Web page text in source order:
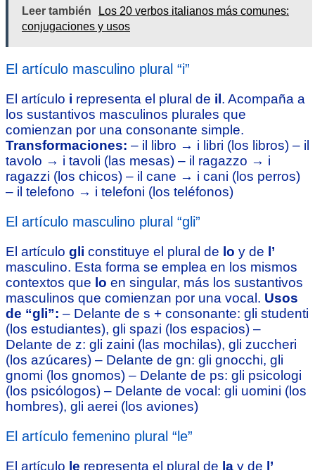
Leer también
Los 20 verbos italianos más comunes:
conjugaciones y usos
El artículo masculino plural “i”
El artículo i representa el plural de il . Acompaña a
los sustantivos masculinos plurales que
comienzan por una consonante simple.
Transformaciones: – il libro → i libri (los libros) – il
tavolo → i tavoli (las mesas) – il ragazzo → i
ragazzi (los chicos) – il cane → i cani (los perros)
– il telefono → i telefoni (los teléfonos)
El artículo masculino plural “gli”
El artículo gli constituye el plural de lo y de l’
masculino. Esta forma se emplea en los mismos
contextos que lo en singular, más los sustantivos
masculinos que comienzan por una vocal. Usos
de “gli”: – Delante de s + consonante: gli studenti
(los estudiantes), gli spazi (los espacios) –
Delante de z: gli zaini (las mochilas), gli zuccheri
(los azúcares) – Delante de gn: gli gnocchi, gli
gnomi (los gnomos) – Delante de ps: gli psicologi
(los psicólogos) – Delante de vocal: gli uomini (los
hombres), gli aerei (los aviones)
El artículo femenino plural “le”
El artículo le representa el plural de la y de l’